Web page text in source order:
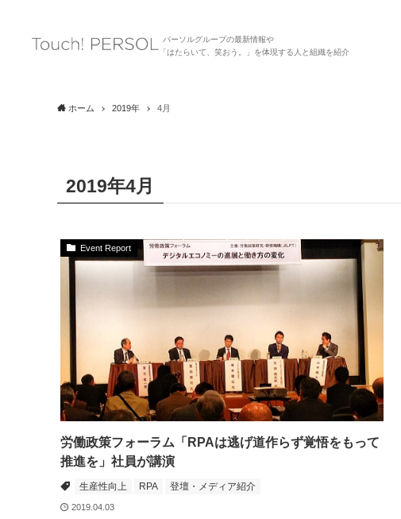
パーソルグループの最新情報や
「はたらいて、笑おう。」を体現する人と組織を紹介
ホーム 2019年 4月
2019年4月
Event Report
労働政策フォーラム「RPAは逃げ道作らず覚悟をもって
推進を」社員が講演
生産性向上 RPA 登壇・メディア紹介
2019.04.03